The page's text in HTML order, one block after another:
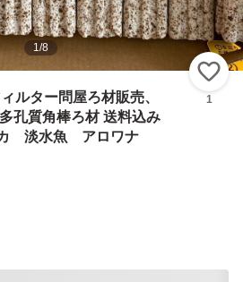
1/8
ルター問屋ろ材販売、
孔質角棒ろ材 送料込み
カ 淡水魚 アロワナ
1